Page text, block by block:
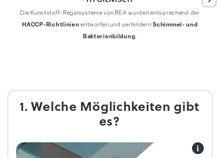
Die Kunststoff-Regalsysteme von REA wurden entsprechend der
HACCP-Richtlinien entworfen und verhindernSchimmel- und
Bakterienbildung.
1. Welche Möglichkeiten gibt
es?